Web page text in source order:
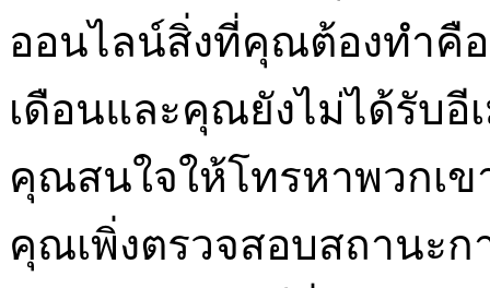
ออนไลน์สิ่งที่คุณต้องทำคื
เดือนและคุณยังไม่ได้รับ
คุณสนใจให้โทรหาพวกเข
คุณเพิ่งตรวจสอบสถานะ